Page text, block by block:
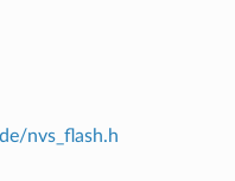
nvs_flash.h